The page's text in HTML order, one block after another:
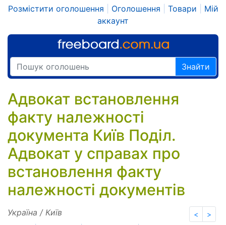
Розмістити оголошення Оголошення Товари
Мій
аккаунт
Знайти
Адвокат встановлення
факту належності
документа Київ Поділ.
Адвокат у справах про
встановлення факту
належності документів
< >
Україна / Київ